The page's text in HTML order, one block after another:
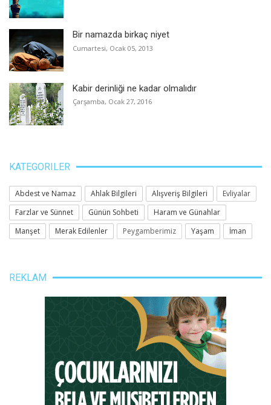
Bir namazda birkaç niyet
Cumartesi, Ocak 05, 2013
Kabir derinliği ne kadar olmalıdır
Çarşamba, Ocak 27, 2016
KATEGORILER
Abdest ve Namaz Ahlak Bilgileri Alışveriş Bilgileri
Evliyalar
Farzlar ve Sünnet
Günün Sohbeti
Haram ve Günahlar
Manşet
Merak Edilenler Peygamberimiz Yaşam İman
REKLAM